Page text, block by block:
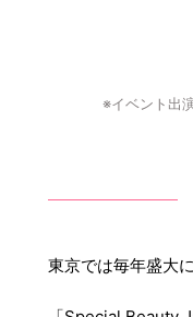
※イベント出
東京では毎年盛大